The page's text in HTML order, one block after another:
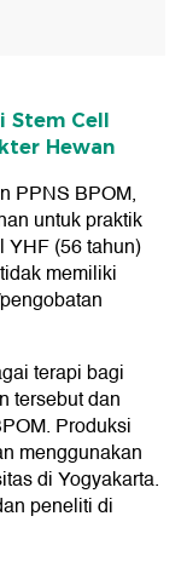
Cell
Hewan
PPNS BPOM,
untuk praktik
YHF (56 tahun)
memiliki
terapi bagi
tersebut dan
Produksi
menggunakan
di Yogyakarta.
peneliti di